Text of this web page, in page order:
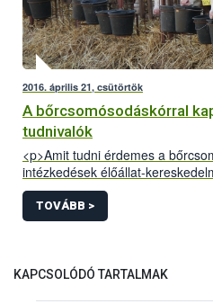
2016. április 21, csütörtök
A bőrcsomósodáskórral
tudnivalók
<p>Amit tudni érdemes a
intézkedések élőállat-
TOVÁBB >
KAPCSOLÓDÓ TARTALMAK